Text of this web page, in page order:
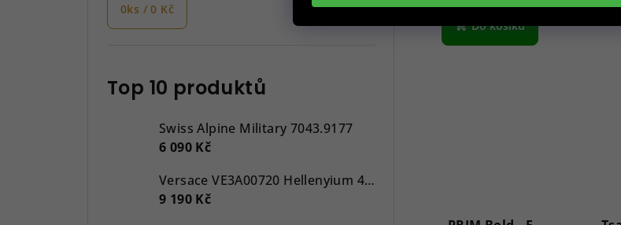
0ks /0 Kč
Top 10 produktů
Swiss Alpine Military 7043.9177
6 090 Kč
Versace VE3A00720 Hellenyium 42mm
9 190 Kč
Do košíku